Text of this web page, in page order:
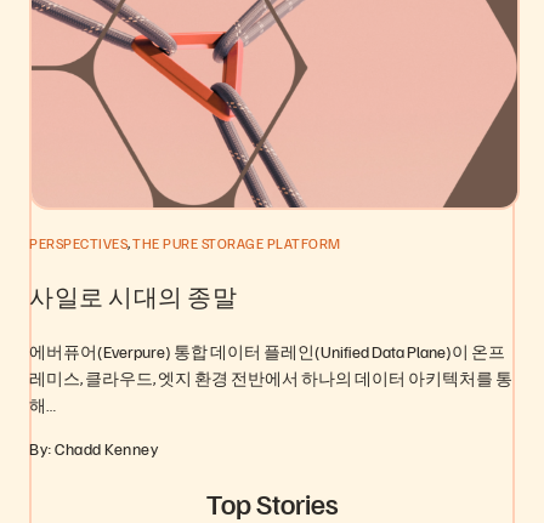
PERSPECTIVES,THE PURE STORAGE PLATFORM
사일로 시대의 종말
에버퓨어(Everpure) 통합 데이터 플레인(Unified Data Plane)이 온프
레미스, 클라우드, 엣지 환경 전반에서 하나의 데이터 아키텍처를 통
해…
By: Chadd Kenney
Top Stories